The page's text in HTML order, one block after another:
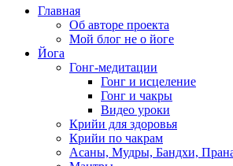
Главная
Об авторе проекта
Мой блог не о йоге
Йога
Гонг-медитации
Гонг и исцеление
Гонг и чакры
Видео уроки
Крийи для здоровья
Крийи по чакрам
Асаны, Мудры, Бандхи,